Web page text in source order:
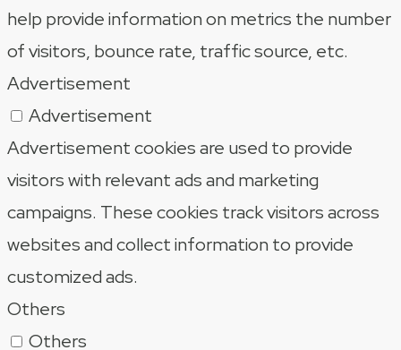
help provide information on metrics the number
of visitors, bounce rate, traffic source, etc.
Advertisement
Advertisement
Advertisement cookies are used to provide
visitors with relevant ads and marketing
campaigns. These cookies track visitors across
websites and collect information to provide
customized ads.
Others
Others